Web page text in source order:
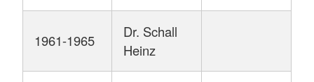
1961-1965
Dr. Schall
Heinz